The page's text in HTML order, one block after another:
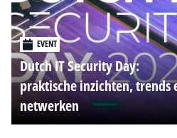
EVENT
Dutch IT Security Day:
praktische inzichten, trends
netwerken